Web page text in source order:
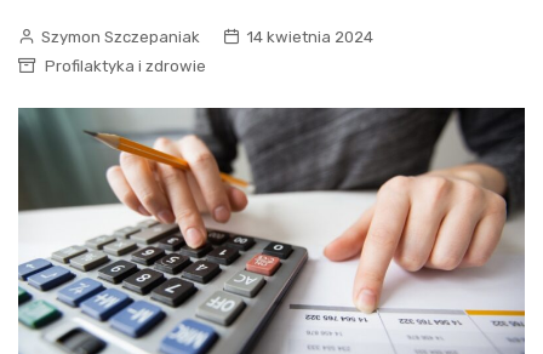
Szymon Szczepaniak
14 kwietnia 2024
Profilaktyka i zdrowie